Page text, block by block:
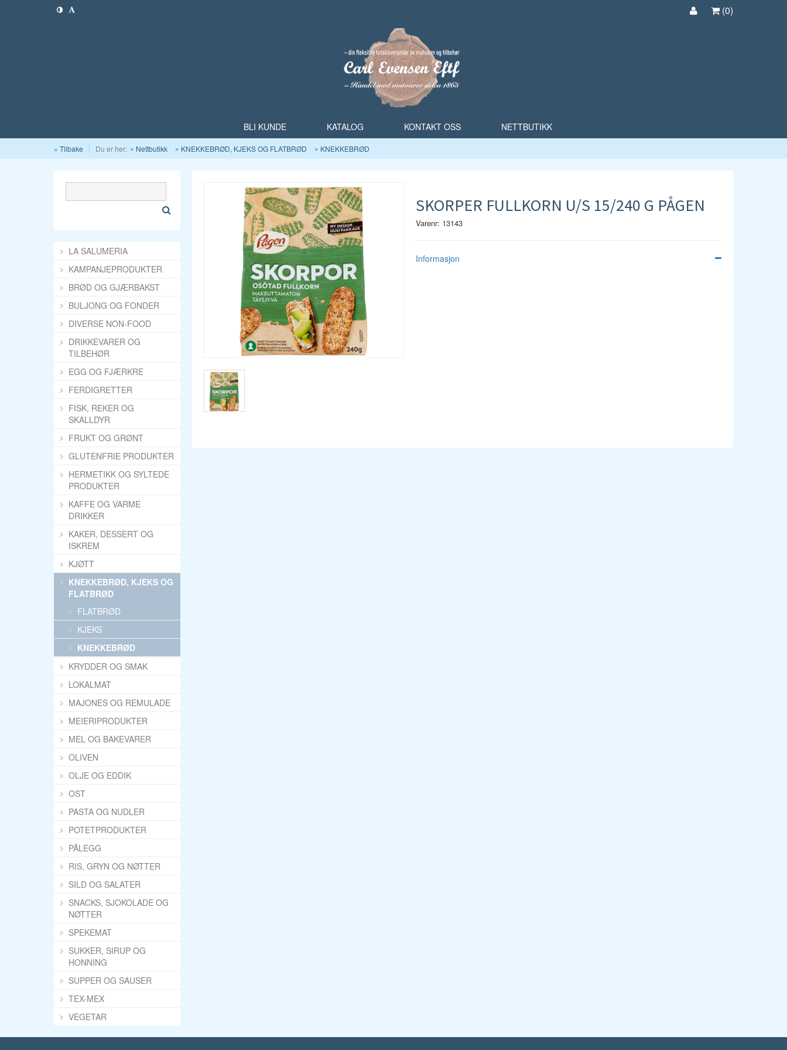
(0)
BLI KUNDE KATALOG KONTAKT OSS NETTBUTIKK
« Tilbake Du er her: Nettbutikk KNEKKEBRØD, KJEKS OG FLATBRØD KNEKKEBRØD
SKORPER FULLKORN U/S 15/240 G PÅGEN
Varenr: 13143
Informasjon
LA SALUMERIA
KAMPANJEPRODUKTER
BRØD OG GJÆRBAKST
BULJONG OG FONDER
DIVERSE NON-FOOD
DRIKKEVARER OG
TILBEHØR
EGG OG FJÆRKRE
FERDIGRETTER
FISK, REKER OG
SKALLDYR
FRUKT OG GRØNT
GLUTENFRIE PRODUKTER
HERMETIKK OG SYLTEDE
PRODUKTER
KAFFE OG VARME
DRIKKER
KAKER, DESSERT OG
ISKREM
KJØTT
KNEKKEBRØD, KJEKS OG
FLATBRØD
FLATBRØD
KJEKS
KNEKKEBRØD
KRYDDER OG SMAK
LOKALMAT
MAJONES OG REMULADE
MEIERIPRODUKTER
MEL OG BAKEVARER
OLIVEN
OLJE OG EDDIK
OST
PASTA OG NUDLER
POTETPRODUKTER
PÅLEGG
RIS, GRYN OG NØTTER
SILD OG SALATER
SNACKS, SJOKOLADE OG
NØTTER
SPEKEMAT
SUKKER, SIRUP OG
HONNING
SUPPER OG SAUSER
TEX-MEX
VEGETAR